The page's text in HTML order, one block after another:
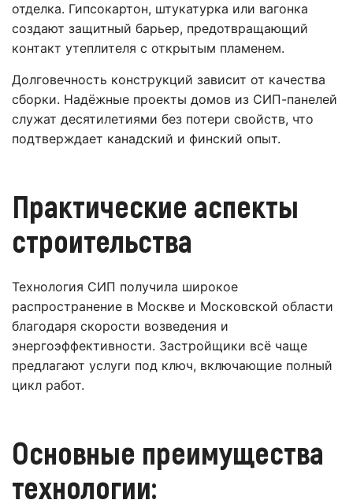
отделка. Гипсокартон, штукатурка или вагонка
создают защитный барьер, предотвращающий
контакт утеплителя с открытым пламенем.
Долговечность конструкций зависит от качества
сборки. Надёжные проекты домов из СИП-панелей
служат десятилетиями без потери свойств, что
подтверждает канадский и финский опыт.
Практические аспекты
строительства
Технология СИП получила широкое
распространение в Москве и Московской области
благодаря скорости возведения и
энергоэффективности. Застройщики всё чаще
предлагают услуги под ключ, включающие полный
цикл работ.
Основные преимущества
технологии: